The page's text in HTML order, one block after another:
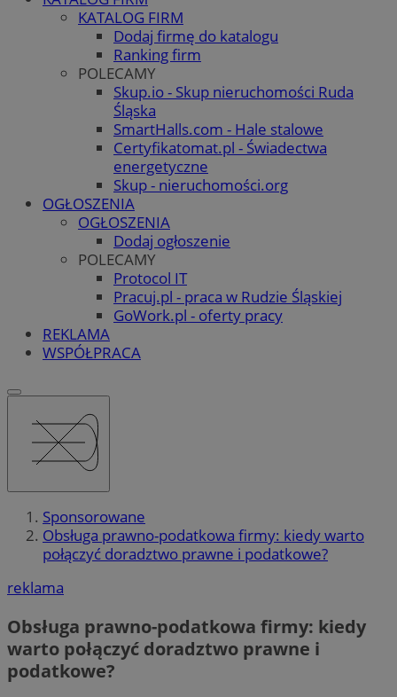
KATALOG FIRM
Dodaj firmę do katalogu
Ranking firm
POLECAMY
Skup.io - Skup nieruchomości Ruda
Śląska
SmartHalls.com - Hale stalowe
Certyfikatomat.pl - Świadectwa
energetyczne
Skup - nieruchomości.org
OGŁOSZENIA
OGŁOSZENIA
Dodaj ogłoszenie
POLECAMY
Protocol IT
Pracuj.pl - praca w Rudzie Śląskiej
GoWork.pl - oferty pracy
REKLAMA
WSPÓŁPRACA
Sponsorowane
Obsługa prawno-podatkowa firmy: kiedy warto
połączyć doradztwo prawne i podatkowe?
reklama
Obsługa prawno-podatkowa firmy: kiedy
warto połączyć doradztwo prawne i
podatkowe?